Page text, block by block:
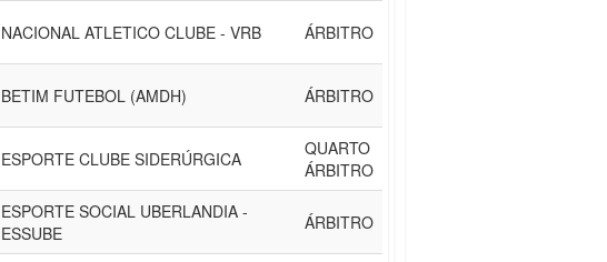
NACIONAL ATLETICO CLUBE - VRB ÁRBITRO
BETIM FUTEBOL (AMDH) ÁRBITRO
ESPORTE CLUBE SIDERÚRGICA
QUARTO
ÁRBITRO
ESPORTE SOCIAL UBERLANDIA -
ESSUBE
ÁRBITRO